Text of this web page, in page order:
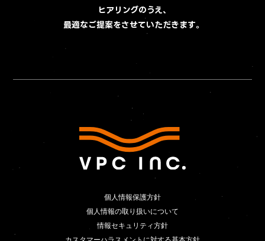
ヒアリングのうえ、
最適なご提案をさせていただきます。
個人情報保護方針
個人情報保護方針
個人情報の取り扱いについて
個人情報の取り扱いについて
情報セキュリティ方針